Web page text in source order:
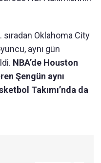
sıradan Oklahoma City
aynı gün
NBA’de Houston
Şengün aynı
Takımı’nda da